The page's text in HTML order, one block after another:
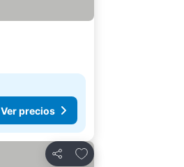
Ver precios
Compartir
Agregar a favoritos